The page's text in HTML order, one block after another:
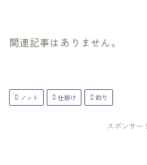
関連記事はありません。
ノット 仕掛け 釣り
スポンサー